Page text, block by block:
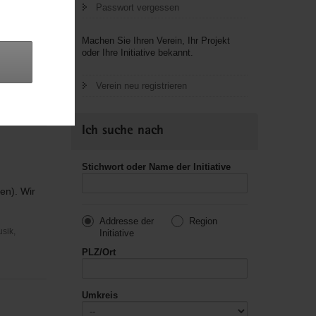
Wir
Passwort vergessen
Machen Sie Ihren Verein, Ihr Projekt
oder Ihre Initiative bekannt.
Verein neu registrieren
Ich suche nach
Stichwort oder Name der Initiative
Addresse der
Initiative
Region
PLZ/Ort
Umkreis